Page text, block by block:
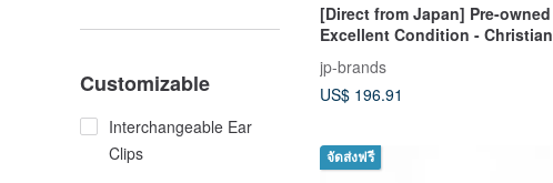
Customizable
Interchangeable Ear
Clips
[Direct from Japan] Pre-owned
Excellent Condition - Christian
Pearl
jp-brands
US$ 196.91
จัดส่งฟรี